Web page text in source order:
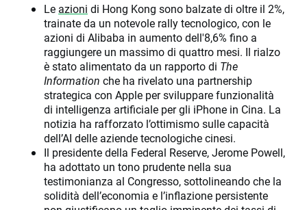
Le azioni di Hong Kong sono balzate di oltre il 2%,
trainate da un notevole rally tecnologico, con le
azioni di Alibaba in aumento dell'8,6% fino a
raggiungere un massimo di quattro mesi. Il rialzo
è stato alimentato da un rapporto di The
Information che ha rivelato una partnership
strategica con Apple per sviluppare funzionalità
di intelligenza artificiale per gli iPhone in Cina. La
notizia ha rafforzato l’ottimismo sulle capacità
dell’AI delle aziende tecnologiche cinesi.
Il presidente della Federal Reserve, Jerome Powell,
ha adottato un tono prudente nella sua
testimonianza al Congresso, sottolineando che la
solidità dell’economia e l’inflazione persistente